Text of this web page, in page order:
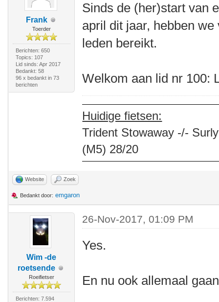
Frank
Toerder
Berichten: 650
Topics: 107
Lid sinds: Apr 2017
Bedankt: 58
96 x bedankt in 73
berichten
Sinds de (her)start van
april dit jaar, hebben
leden bereikt.
Welkom aan lid nr 100:
Huidige fietsen:
Trident Stowaway -/-
(M5) 28/20
Website Zoek
Bedankt door: emgaron
Wim -de
roetsende
Roeifietser
Berichten: 7.594
26-Nov-2017, 01:09 PM
Yes.
En nu ook allemaal